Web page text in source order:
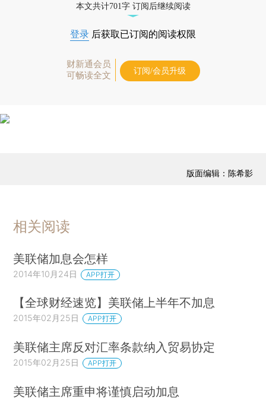
本文共计701字 订阅后继续阅读
登录 后获取已订阅的阅读权限
财新通会员
可畅读全文
订阅/会员升级
版面编辑：陈希影
相关阅读
美联储加息会怎样
2014年10月24日 APP打开
【全球财经速览】美联储上半年不加息
2015年02月25日 APP打开
美联储主席反对汇率条款纳入贸易协定
2015年02月25日 APP打开
美联储主席重申将谨慎启动加息